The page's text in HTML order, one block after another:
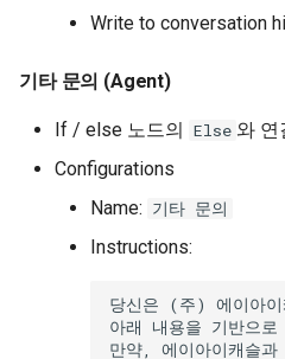
Write to conversation
기타 문의 (Agent)
If / else 노드의 Else 와 연
Configurations
Name: 기타 문의
Instructions: